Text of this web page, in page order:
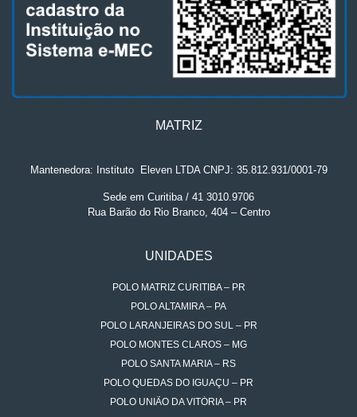
MATRIZ
Mantenedora: Instituto. Eleven LTDA CNPJ: 35.812.931/0001-79
Sede em Curitiba / 41 3010.9706
Rua Barão do Rio Branco, 404 – Centro
UNIDADES
POLO MATRIZ CURITIBA – PR
POLO ALTAMIRA – PA
POLO LARANJEIRAS DO SUL – PR
POLO MONTES CLAROS – MG
POLO SANTA MARIA – RS
POLO QUEDAS DO IGUAÇU – PR
POLO UNIÃO DA VITÓRIA – PR